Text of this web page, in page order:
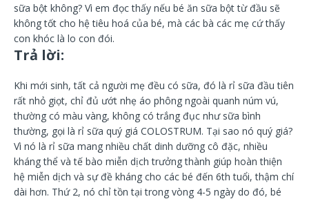
sữa bột không? Vì em đọc thấy nếu bé ăn sữa bột từ đầu sẽ
không tốt cho hệ tiêu hoá của bé, mà các bà các mẹ cứ thấy
con khóc là lo con đói.
Trả lời:
Khi mới sinh, tất cả người mẹ đều có sữa, đó là rỉ sữa đầu tiên
rất nhỏ giọt, chỉ đủ ướt nhẹ áo phông ngoài quanh núm vú,
thường có màu vàng, không có trắng đục như sữa bình
thường, gọi là rỉ sữa quý giá COLOSTRUM. Tại sao nó quý giá?
Vì nó là rỉ sữa mang nhiều chất dinh dưỡng cô đặc, nhiều
kháng thể và tế bào miễn dịch trưởng thành giúp hoàn thiện
hệ miễn dịch và sự đề kháng cho các bé đến 6th tuổi, thậm chí
dài hơn. Thứ 2, nó chỉ tồn tại trong vòng 4-5 ngày do đó, bé